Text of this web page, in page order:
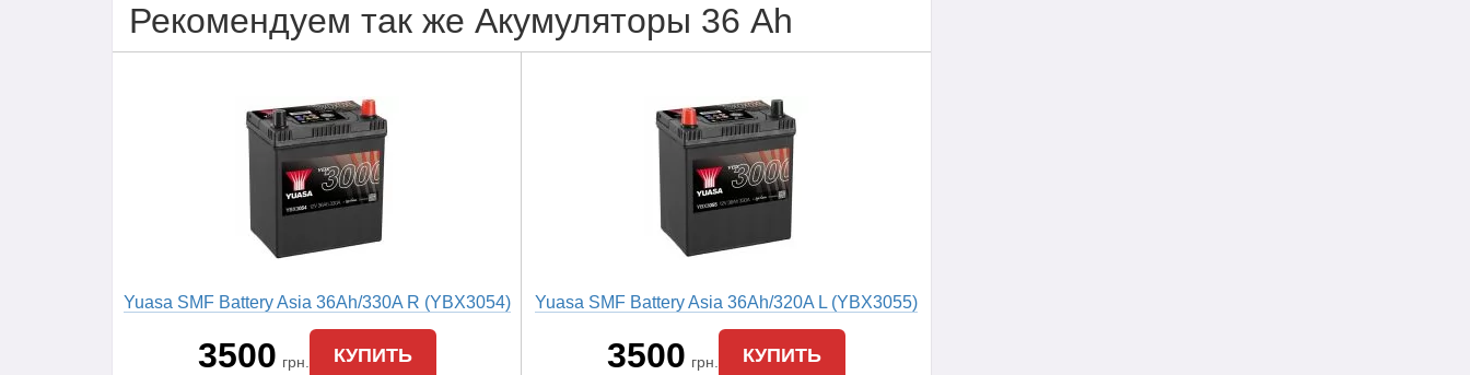
Рекомендуем так же Акумуляторы 36 Ah
Yuasa SMF Battery Asia 36Ah/330A R (YBX3054)
3500 грн. КУПИТЬ
Yuasa SMF Battery Asia 36Ah/320A L (YBX3055)
3500 грн. КУПИТЬ